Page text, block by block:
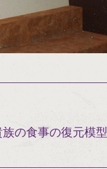
の食事の復元模型